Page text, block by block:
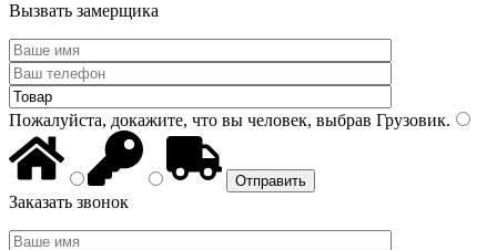
Вызвать замерщика
Пожалуйста, докажите, что вы человек, выбрав Грузовик.
Заказать звонок